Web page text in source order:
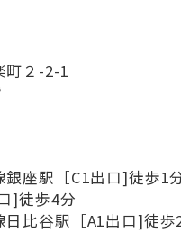
町２-2-1
銀座駅［C1出口]徒歩1
]徒歩4分
日比谷駅［A1出口]徒歩